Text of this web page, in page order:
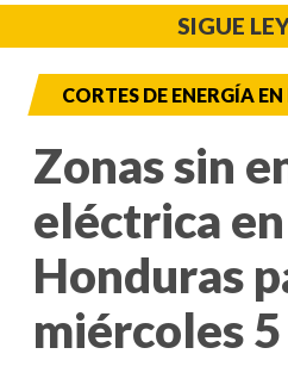
SIGUE
CORTES DE ENERGÍA
Zonas sin
eléctrica en
Honduras
miércoles